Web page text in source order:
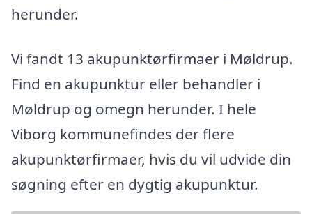
herunder.
Vi fandt 13 akupunktørfirmaer i Møldrup.
Find en akupunktur eller behandler i
Møldrup og omegn herunder. I hele
Viborg kommunefindes der flere
akupunktørfirmaer, hvis du vil udvide din
søgning efter en dygtig akupunktur.